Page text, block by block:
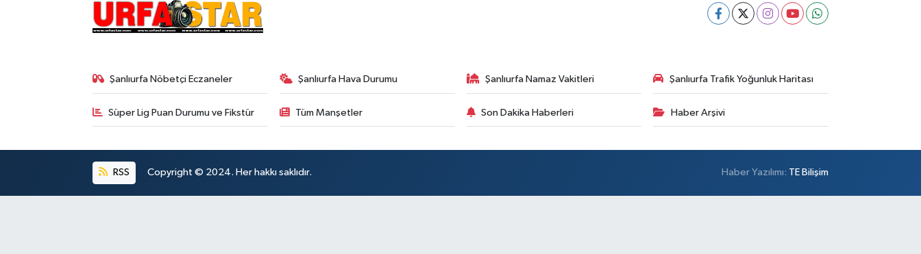
Şanlıurfa Nöbetçi Eczaneler Şanlıurfa Hava Durumu Şanlıurfa Namaz Vakitleri Şanlıurfa Trafik Yoğunluk Haritası
Süper Lig Puan Durumu ve Fikstür Tüm Manşetler Son Dakika Haberleri Haber Arşivi
RSS Copyright © 2024. Her hakkı saklıdır. Haber Yazılımı: TE Bilişim